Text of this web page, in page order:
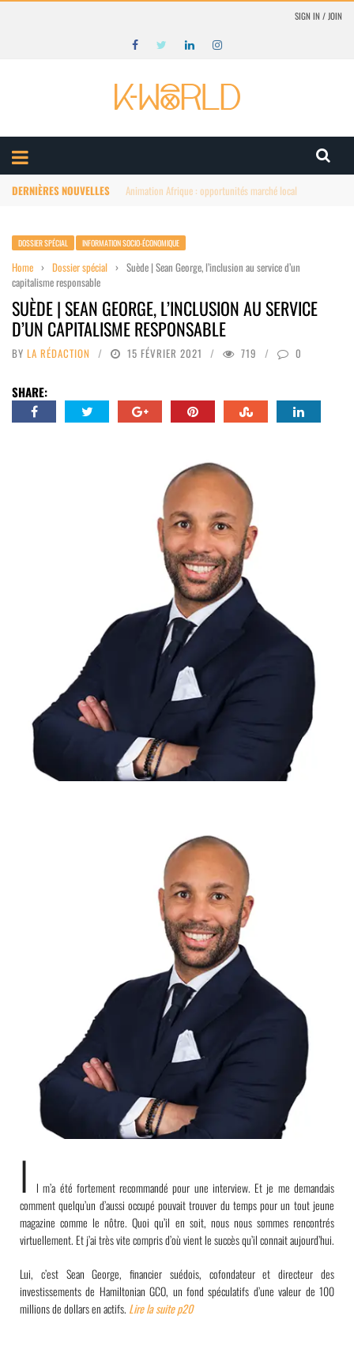
SIGN IN / JOIN
DERNIÈRES NOUVELLES Animation Afrique : structuration du marché
DOSSIER SPÉCIAL INFORMATION SOCIO-ÉCONOMIQUE
Home › Dossier spécial › Suède | Sean George, l’inclusion au service d’un
capitalisme responsable
SUÈDE | SEAN GEORGE, L’INCLUSION AU SERVICE
D’UN CAPITALISME RESPONSABLE
BY LA RÉDACTION 15 FÉVRIER 2021 719 0
SHARE:
I
l m’a été fortement recommandé pour une interview. Et je me demandais
comment quelqu’un d’aussi occupé pouvait trouver du temps pour un tout jeune
magazine comme le nôtre. Quoi qu’il en soit, nous nous sommes rencontrés
virtuellement. Et j’ai très vite compris d’où vient le succès qu’il connait aujourd’hui.
Lui, c’est Sean George, financier suédois, cofondateur et directeur des
investissements de Hamiltonian GCO, un fond spéculatifs d’une valeur de 100
millions de dollars en actifs. Lire la suite p20